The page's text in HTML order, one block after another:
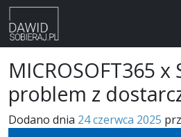
content
MICROSOFT365 x
problem z
Dodano dnia 24 czerwca 2025